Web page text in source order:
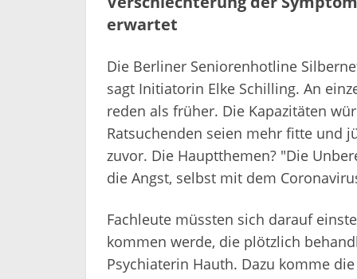
erwartet
Die Berliner Seniorenhotline
sagt Initiatorin Elke Schilling. An
reden als früher. Die Kapazitäten
Ratsuchenden seien mehr fitte und
zuvor. Die Hauptthemen? "Die
die Angst, selbst mit dem
Fachleute müssten sich darauf
kommen werde, die plötzlich
Psychiaterin Hauth. Dazu komme